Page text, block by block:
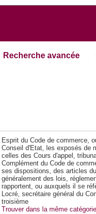
Recherche avancée
Esprit du Code de commerce,
Conseil d'Etat, les exposés de
celles des Cours d'appel,
Complément du Code de
ses dispositions, des articles
généralement des lois,
rapportent, ou auxquels il se
Locré, secrétaire général du
troisième
Trouver dans la même catégorie